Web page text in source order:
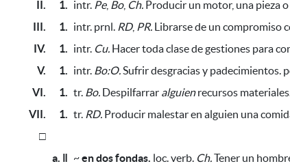
II.
1. intr. Pe, Bo, Ch. Producir un motor, una pieza
III.
1. intr. prnl. RD, PR. Librarse de un compromiso
IV.
1. intr. Cu. Hacer toda clase de gestiones para
V.
1. intr. Bo:O.Sufrir desgracias y padecimientos.
VI.
1. tr. Bo. Despilfarrar alguienrecursos
VII.
1. tr. RD. Producir malestar en alguien una
□
a. ǁ ~en dos fondas. loc. verb. Ch.Tener un